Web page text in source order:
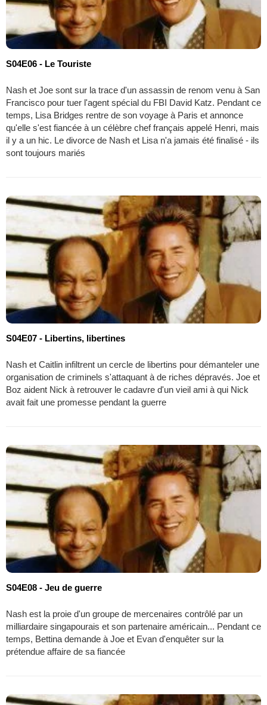
S04E06 - Le Touriste
Nash et Joe sont sur la trace d'un assassin de renom venu à San
Francisco pour tuer l'agent spécial du FBI David Katz. Pendant ce
temps, Lisa Bridges rentre de son voyage à Paris et annonce
qu'elle s'est fiancée à un célèbre chef français appelé Henri, mais
il y a un hic. Le divorce de Nash et Lisa n'a jamais été finalisé - ils
sont toujours mariés
S04E07 - Libertins, libertines
Nash et Caitlin infiltrent un cercle de libertins pour démanteler une
organisation de criminels s'attaquant à de riches dépravés. Joe et
Boz aident Nick à retrouver le cadavre d'un vieil ami à qui Nick
avait fait une promesse pendant la guerre
S04E08 - Jeu de guerre
Nash est la proie d'un groupe de mercenaires contrôlé par un
milliardaire singapourais et son partenaire américain... Pendant ce
temps, Bettina demande à Joe et Evan d'enquêter sur la
prétendue affaire de sa fiancée